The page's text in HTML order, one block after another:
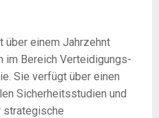
über einem Jahrzehnt
Bereich Verteidigungs-
Sie verfügt über einen
Sicherheitsstudien und
strategische